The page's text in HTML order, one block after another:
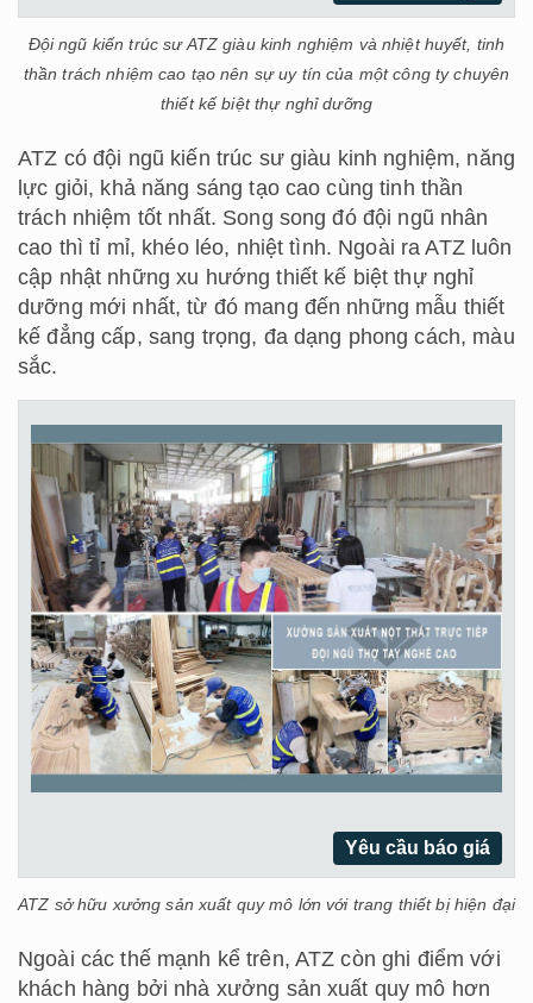
Đội ngũ kiến trúc sư ATZ giàu kinh nghiệm và nhiệt huyết, tinh
thần trách nhiệm cao tạo nên sự uy tín của một công ty chuyên
thiết kế biệt thự nghỉ dưỡng
ATZ có đội ngũ kiến trúc sư giàu kinh nghiệm, năng
lực giỏi, khả năng sáng tạo cao cùng tinh thần
trách nhiệm tốt nhất. Song song đó đội ngũ nhân
cao thì tỉ mỉ, khéo léo, nhiệt tình. Ngoài ra ATZ luôn
cập nhật những xu hướng thiết kế biệt thự nghỉ
dưỡng mới nhất, từ đó mang đến những mẫu thiết
kế đẳng cấp, sang trọng, đa dạng phong cách, màu
sắc.
Yêu cầu báo giá
ATZ sở hữu xưởng sản xuất quy mô lớn với trang thiết bị hiện đại
Ngoài các thế mạnh kể trên, ATZ còn ghi điểm với
khách hàng bởi nhà xưởng sản xuất quy mô hơn